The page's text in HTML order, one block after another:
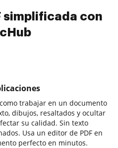
simplificada con
trabajar en un documento
dibujos, resaltados y ocultar
su calidad. Sin texto
Usa un editor de PDF en
perfecto en minutos.